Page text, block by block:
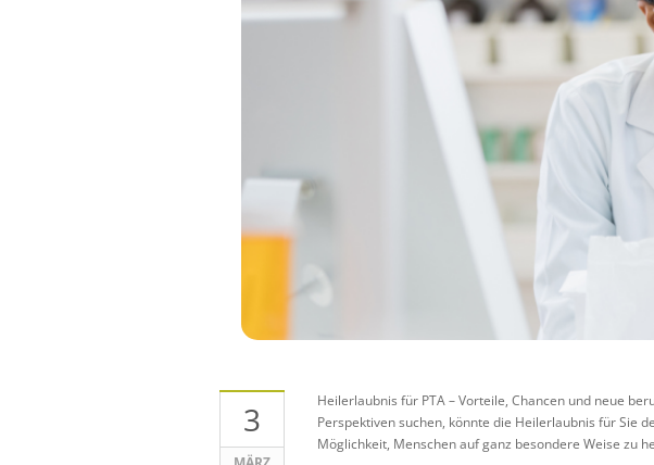
3
Heilerlaubnis für PTA – Vorteile, Chancen und neue
Perspektiven suchen, könnte die Heilerlaubnis für Sie
Möglichkeit, Menschen auf ganz besondere Weise zu